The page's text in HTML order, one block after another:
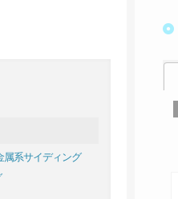
属系サイディング